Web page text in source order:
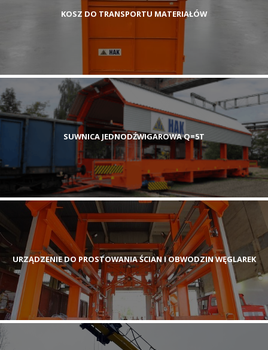
KOSZ DO TRANSPORTU MATERIAŁÓW
SUWNICA JEDNODŹWIGAROWA Q=5T
URZĄDZENIE DO PROSTOWANIA ŚCIAN I OBWODZIN WĘGLAREK